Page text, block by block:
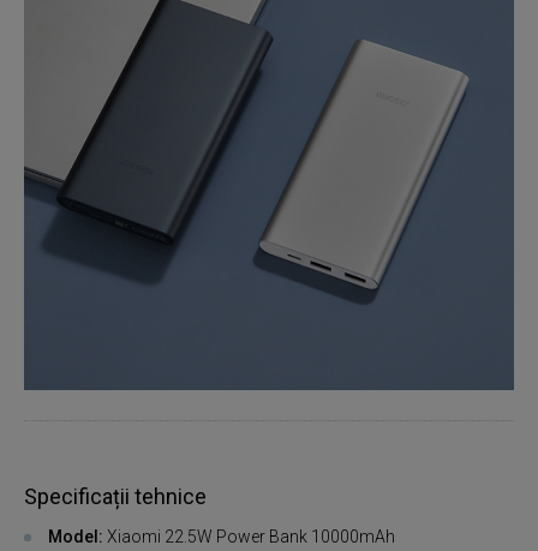
Specificații tehnice
Model: Xiaomi 22.5W Power Bank 10000mAh